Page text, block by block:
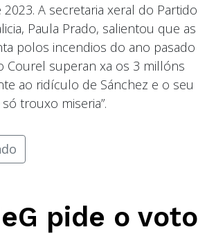
A secretaria xeral do Partido
Paula Prado, salientou que as
polos incendios do ano pasado
Courel superan xa os 3 millóns
ao ridículo de Sánchez e o seu
trouxo miseria”.
pide o voto